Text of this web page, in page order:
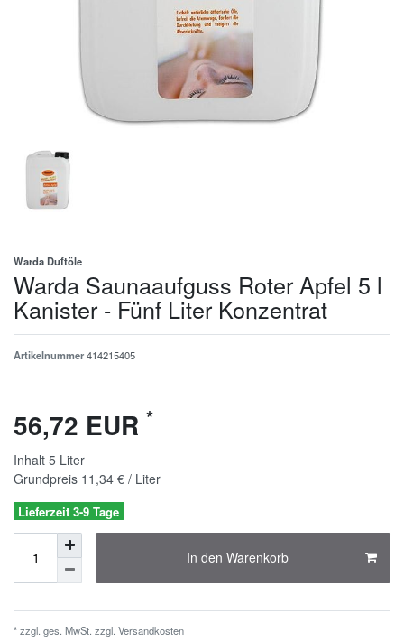
Warda Duftöle
Warda Saunaaufguss Roter Apfel 5 l
Kanister - Fünf Liter Konzentrat
Artikelnummer414215405
56,72 EUR *
Inhalt 5 Liter
Grundpreis 11,34 € / Liter
Lieferzeit 3-9 Tage
In den Warenkorb
* zzgl. ges. MwSt. zzgl. Versandkosten